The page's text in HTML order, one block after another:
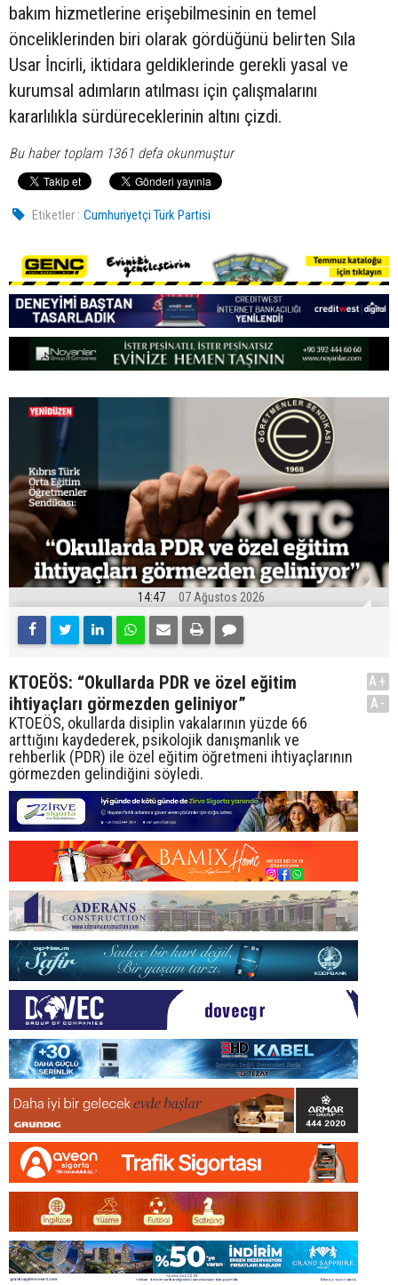
bakım hizmetlerine erişebilmesinin en temel
önceliklerinden biri olarak gördüğünü belirten Sıla
Usar İncirli, iktidara geldiklerinde gerekli yasal ve
kurumsal adımların atılması için çalışmalarını
kararlılıkla sürdüreceklerinin altını çizdi.
Bu haber toplam 1361 defa okunmuştur
Etiketler : Cumhuriyetçi Türk Partisi
14:47 07 Ağustos 2026
KTOEÖS: “Okullarda PDR ve özel eğitim
ihtiyaçları görmezden geliniyor”
KTOEÖS, okullarda disiplin vakalarının yüzde 66
arttığını kaydederek, psikolojik danışmanlık ve
rehberlik (PDR) ile özel eğitim öğretmeni ihtiyaçlarının
görmezden gelindiğini söyledi.
A+
A-